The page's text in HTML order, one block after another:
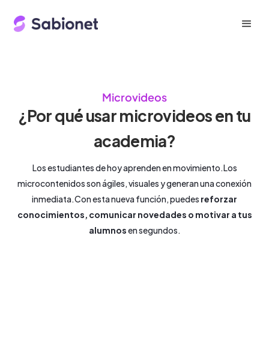
Microvideos
¿Por qué usar microvideos en tu
academia?
Los estudiantes de hoy aprenden en movimiento.Los
microcontenidos son ágiles, visuales y generan una conexión
inmediata.Con esta nueva función, puedes reforzar
conocimientos, comunicar novedades o motivar a tus
alumnosen segundos.